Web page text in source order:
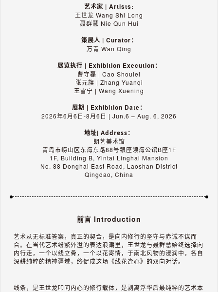
艺术家 | Artists:
王世龙 Wang Shi Long
聂群慧 Nie Qun Hui
策展人 | Curator：
万青 Wan Qing
展览执行 | Exhibition Execution：
曹守磊 | Cao Shoulei
张元旗 | Zhang Yuanqi
王雪宁 | Wang Xuening
展期 | Exhibition Date：
2026年6月6日-8月6日 | Jun.6 – Aug. 6, 2026
地址| Address：
朗艺美术馆
青岛市崂山区东海东路88号银座领海公馆B座1F
1F, Building B, Yintai Linghai Mansion
No. 88 Donghai East Road, Laoshan District
Qingdao, China
前言 Introduction
艺术从无标准答案，真正的契合，是向内修行的坚守与赤诚不谋而
合。在当代艺术纷繁外溢的表达浪潮里，王世龙与聂群慧始终选择向
内行走，一个以线立骨，一个以花寄情，于南北风物的浸润中，各自
深耕纯粹的精神疆域，终促成这场《线花逢心》的双向对话。
线条，是王世龙叩问内心的修行载体，是剥离浮华后最纯粹的艺术本